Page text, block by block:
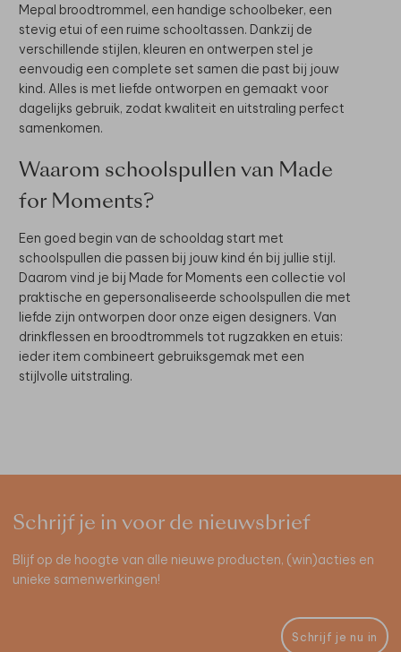
Mepal broodtrommel, een handige schoolbeker, een
stevig etui of een ruime schooltassen. Dankzij de
verschillende stijlen, kleuren en ontwerpen stel je
eenvoudig een complete set samen die past bij jouw
kind. Alles is met liefde ontworpen en gemaakt voor
dagelijks gebruik, zodat kwaliteit en uitstraling perfect
samenkomen.
Waarom schoolspullen van Made
for Moments?
Een goed begin van de schooldag start met
schoolspullen die passen bij jouw kind én bij jullie stijl.
Daarom vind je bij Made for Moments een collectie vol
praktische en gepersonaliseerde schoolspullen die met
liefde zijn ontworpen door onze eigen designers. Van
drinkflessen en broodtrommels tot rugzakken en etuis:
ieder item combineert gebruiksgemak met een
stijlvolle uitstraling.
Schrijf je in voor de nieuwsbrief
Blijf op de hoogte van alle nieuwe producten, (win)acties en
unieke samenwerkingen!
Schrijf je nu in